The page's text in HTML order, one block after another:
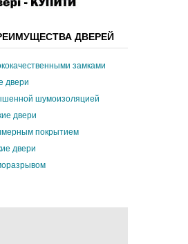
ДВЕРЕЙ
замками
двери
шумоизоляцией
двери
покрытием
двери